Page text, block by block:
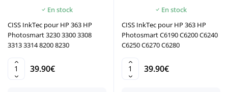
En stock
CISS InkTec pour HP 363 HP
Photosmart 3230 3300 3308
3313 3314 8200 8230
39.90€
En stock
CISS InkTec pour HP 363 HP
Photosmart C6190 C6200 C6240
C6250 C6270 C6280
39.90€